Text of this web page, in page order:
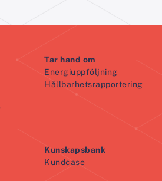
Tar hand om
Energiuppföljning
Hållbarhetsrapportering
Kunskapsbank
Kundcase